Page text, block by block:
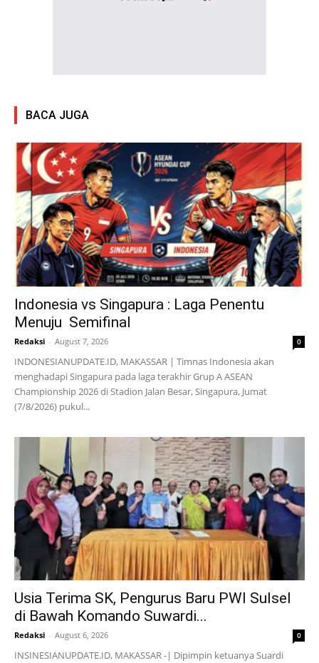
BACA JUGA
Indonesia vs Singapura : Laga Penentu
Menuju Semifinal
Redaksi - August 7, 2026 0
INDONESIANUPDATE.ID, MAKASSAR | Timnas Indonesia akan
menghadapi Singapura pada laga terakhir Grup A ASEAN
Championship 2026 di Stadion Jalan Besar, Singapura, Jumat
(7/8/2026) pukul...
Usia Terima SK, Pengurus Baru PWI Sulsel
di Bawah Komando Suwardi...
Redaksi - August 6, 2026 0
INSINESIANUPDATE.ID, MAKASSAR -| Dipimpin ketuanya Suardi